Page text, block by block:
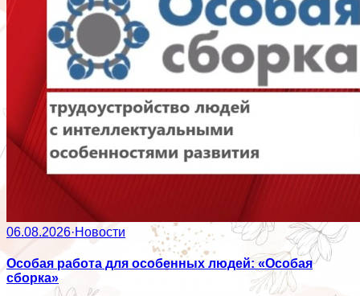
06.08.2026·Новости
Особая работа для особенных людей: «Особая
сборка»